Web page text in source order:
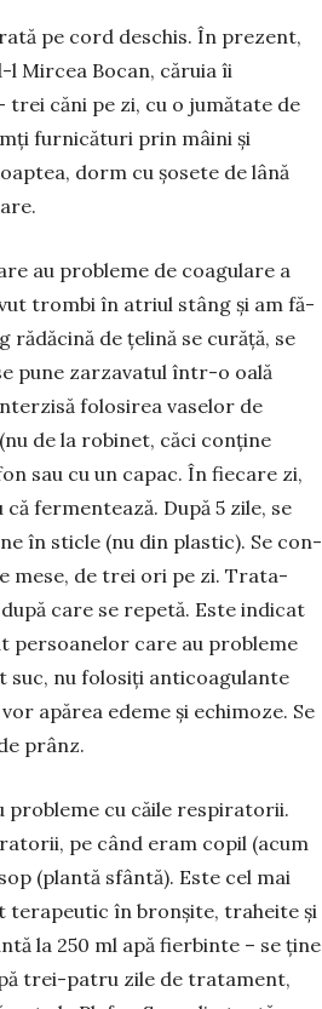
pe cord deschis. În prezent,
l Mircea Bocan, că­ruia îi
trei căni pe zi, cu o jumătate de
furnicături prin mâini și
dorm cu șosete de lână
au pro­ble­me de coa­gu­lare a
trombi în atriul stâng și am fă­­
de țelină se cu­­ră­­ță, se
pune zarza­va­­tul într-o oală
folosirea va­­selor de
de la robinet, căci con­ți­ne
sau cu un ca­pac. În fie­care zi,
fermentează. Du­pă 5 zile, se
în sticle (nu din plastic). Se con­
mese, de trei ori pe zi. Tra­ta­
care se repetă. Este indicat
persoanelor care au pro­ble­me
suc, nu fo­lo­siți an­ticoagu­lan­­te
apărea ede­­­me și echi­mo­ze. Se
prânz.
pro­bleme cu căile respiratorii.
pe când eram co­pil (acum
(plantă sfântă). Este cel mai
în bronșite, traheite și
la 250 ml apă fier­binte – se ține
trei-patru zile de tratament,